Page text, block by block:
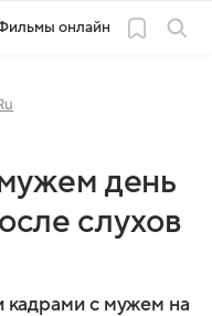
онлайн
день
слухов
кадрами с мужем на